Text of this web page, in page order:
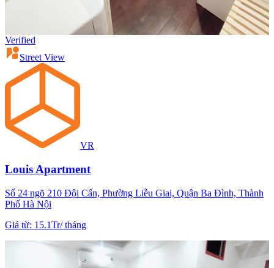
Verified
Street View
VR
Louis Apartment
Số 24 ngõ 210 Đội Cấn, Phường Liễu Giai, Quận Ba Đình, Thành
Phố Hà Nội
Giá từ: 15.1Tr/tháng